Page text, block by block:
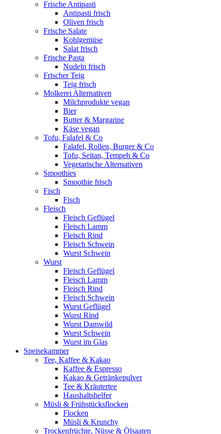
Frische Antipasti
Antipasti frisch
Oliven frisch
Frische Salate
Kohlgemüse
Salat frisch
Frische Pasta
Nudeln frisch
Frischer Teig
Teig frisch
Molkerei Alternativen
Milchprodukte vegan
Bier
Butter & Margarine
Käse vegan
Tofu, Falafel & Co
Falafel, Rollen, Burger & Co
Tofu, Seitan, Tempeh & Co
Vegetarische Alternativen
Smoothies
Smoothie frisch
Fisch
Fisch
Fleisch
Fleisch Geflügel
Fleisch Lamm
Fleisch Rind
Fleisch Schwein
Wurst Schwein
Wurst
Fleisch Geflügel
Fleisch Lamm
Fleisch Rind
Fleisch Schwein
Wurst Geflügel
Wurst Rind
Wurst Damwild
Wurst Schwein
Wurst im Glas
Speisekammer
Tee, Kaffee & Kakao
Kaffee & Espresso
Kakao & Getränkepulver
Tee & Kräutertee
Haushaltshelfer
Müsli & Frühstücksflocken
Flocken
Müsli & Krunchy
Trockenfrüchte, Nüsse & Ölsaaten